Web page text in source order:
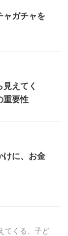
ャガチャを
えてく
重要性
けに、お金
てくる、子ど